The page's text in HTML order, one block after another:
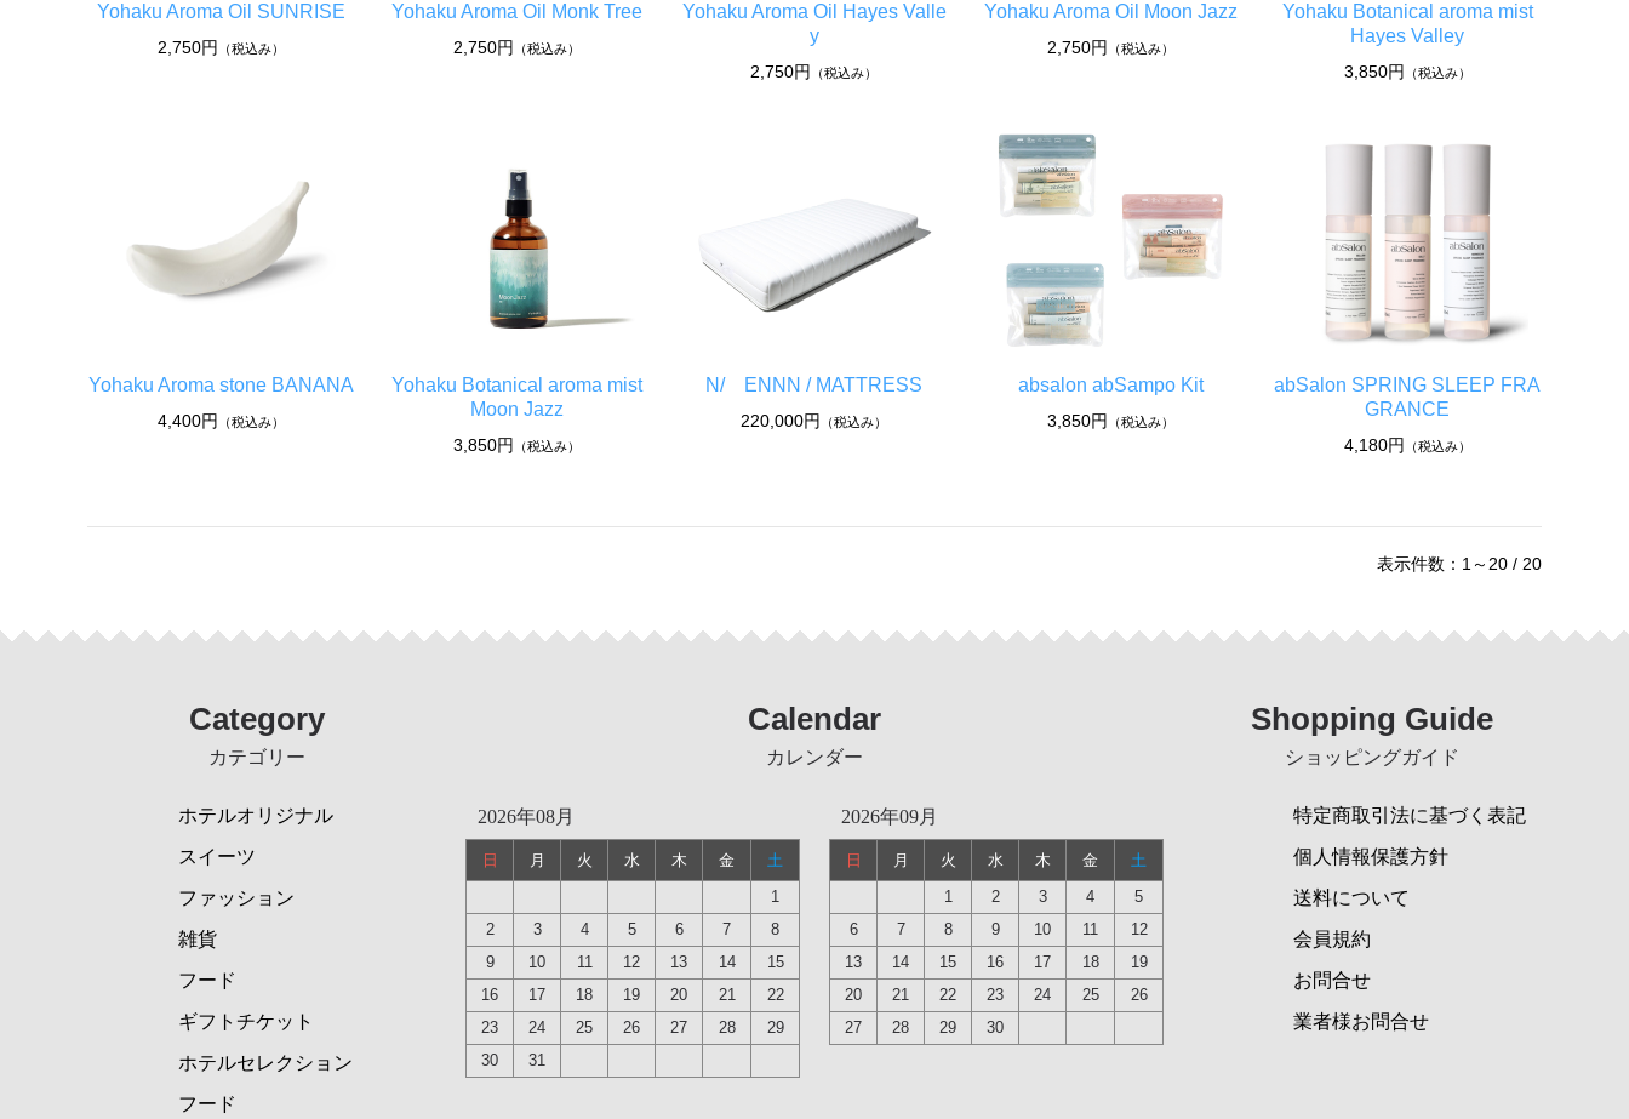
Yohaku Aroma Oil SUNRISE
2,750円 （税込み）
Yohaku Aroma Oil Monk Tree
2,750円 （税込み）
Yohaku Aroma Oil Hayes Valle
y
2,750円 （税込み）
Yohaku Aroma Oil Moon Jazz
2,750円 （税込み）
Yohaku Botanical aroma mist
Hayes Valley
3,850円 （税込み）
Yohaku Aroma stone BANANA
4,400円 （税込み）
Yohaku Botanical aroma mist
Moon Jazz
3,850円 （税込み）
N/ ENNN / MATTRESS
220,000円 （税込み）
absalon abSampo Kit
3,850円 （税込み）
abSalon SPRING SLEEP FRA
GRANCE
4,180円 （税込み）
表示件数：1～20 / 20
Category
カテゴリー
ホテルオリジナル
スイーツ
ファッション
雑貨
フード
ギフトチケット
ホテルセレクション
フード
Calendar
カレンダー
2026年08月
日 月 火 水 木 金
土
1
2
3 4 5 6 7
8
9
10 11 12 13 14
15
16
17 18 19 20 21
22
23
24 25 26 27 28
29
30
31
2026年09月
日 月 火 水 木 金
土
1
2 3 4
5
6
7 8 9 10 11
12
13
14 15 16 17 18
19
20
21 22 23 24 25
26
27
28 29 30
Shopping Guide
ショッピングガイド
特定商取引法に基づく表記
個人情報保護方針
送料について
会員規約
お問合せ
業者様お問合せ